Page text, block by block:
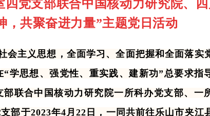
党支部联合中国核动力研究院、
，共聚奋进力量”主题党日活动
主义思想，全面学习、全面把握和全面落实
“学思想、强党性、重实践、建新功”总要求指
联合中国核动力研究院一所科办党支部、一
部于2023年4月22日，一同共前往乐山市夹江